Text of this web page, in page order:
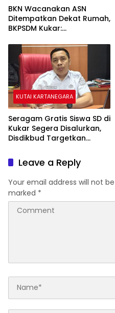
BKN Wacanakan ASN
Ditempatkan Dekat Rumah,
BKPSDM Kukar:
Kebutuhan Pelayanan
KUTAI KARTANEGARA
Seragam Gratis Siswa SD di
Kukar Segera Disalurkan,
Disdikbud Targetkan
Leave a Reply
Your email address will not
marked *